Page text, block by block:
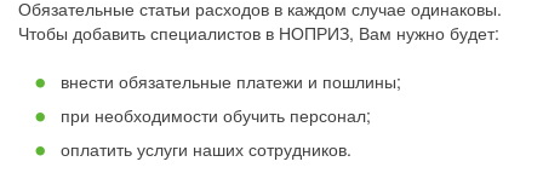
Обязательные статьи расходов в каждом случае одинаковы.
Чтобы добавить специалистов в НОПРИЗ, Вам нужно будет:
внести обязательные платежи и пошлины;
при необходимости обучить персонал;
оплатить услуги наших сотрудников.